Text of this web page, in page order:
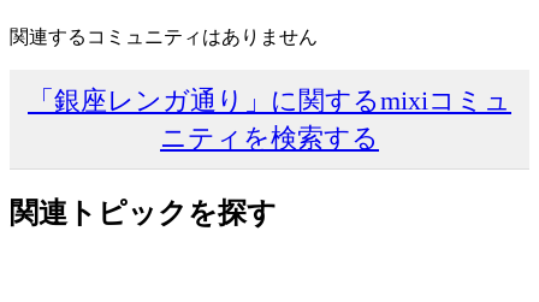
関連するコミュニティはありません
「銀座レンガ通り」に関するmixiコミュ
ニティを検索する
関連トピックを探す